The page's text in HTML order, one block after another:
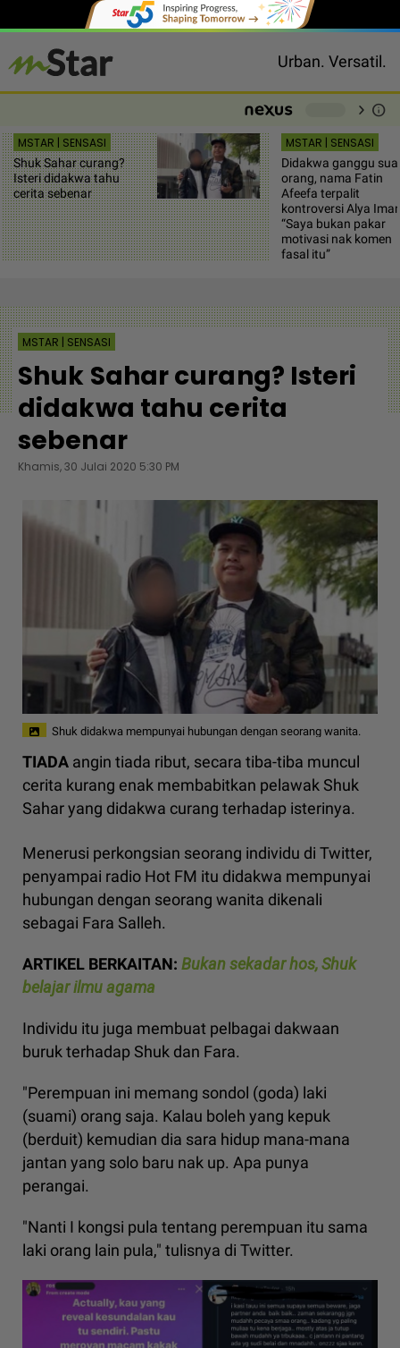
Urban. Versatil.
chevron_right info
MSTAR | SENSASI
Shuk Sahar curang?
Isteri didakwa tahu
cerita sebenar
MSTAR | SENSASI
Didakwa ganggu
orang, nama Fatin
Afeefa terpalit
kontroversi Alya
“Saya bukan pakar
motivasi nak komen
fasal itu”
MSTAR | SENSASI
Shuk Sahar curang? Isteri
didakwa tahu cerita
sebenar
Khamis, 30 Julai 2020 5:30 PM
Shuk didakwa mempunyai hubungan dengan seorang wanita.
TIADA angin tiada ribut, secara tiba-tiba muncul
cerita kurang enak membabitkan pelawak Shuk
Sahar yang didakwa curang terhadap isterinya.
Menerusi perkongsian seorang individu di Twitter,
penyampai radio Hot FM itu didakwa mempunyai
hubungan dengan seorang wanita dikenali
sebagai Fara Salleh.
ARTIKEL BERKAITAN: Bukan sekadar hos, Shuk
belajar ilmu agama
Individu itu juga membuat pelbagai dakwaan
buruk terhadap Shuk dan Fara.
"Perempuan ini memang sondol (goda) laki
(suami) orang saja. Kalau boleh yang kepuk
(berduit) kemudian dia sara hidup mana-mana
jantan yang solo baru nak up. Apa punya
perangai.
"Nanti I kongsi pula tentang perempuan itu sama
laki orang lain pula," tulisnya di Twitter.